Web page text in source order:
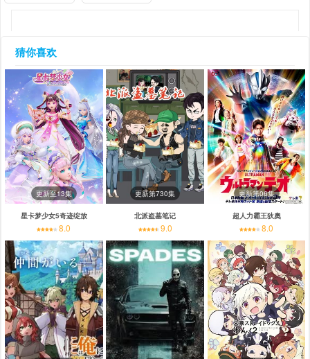
猜你喜欢
更新至13集
星卡梦少女5奇迹绽放
8.0
更新第730集
北派盗墓笔记
9.0
更新第06集
超人力霸王狄奧
8.0